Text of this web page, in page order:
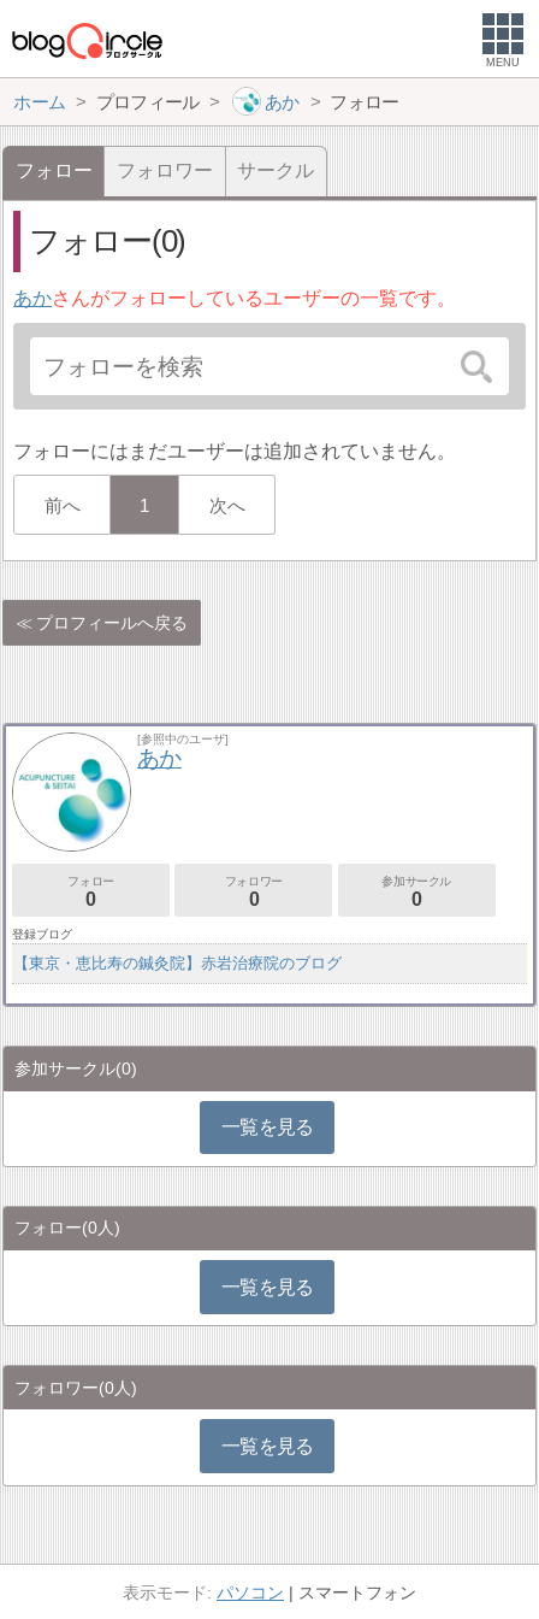
MENU
ホーム プロフィール あか フォロー
フォロー フォロワー サークル
フォロー(0)
あかさんがフォローしているユーザーの一覧です。
フォローにはまだユーザーは追加されていません。
前へ 1 次へ
プロフィールへ戻る
[参照中のユーザ]
あか
フォロー
0
フォロワー
0
参加サークル
0
登録ブログ
【東京・恵比寿の鍼灸院】赤岩治療院のブログ
参加サークル(0)
一覧を見る
フォロー(0人)
一覧を見る
フォロワー(0人)
一覧を見る
パソコン スマートフォン